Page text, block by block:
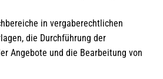
in vergaberechtlichen
die Durchführung der
Angebote und die Bearbeitung von